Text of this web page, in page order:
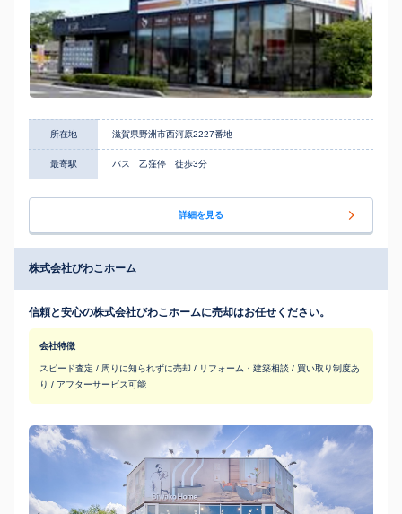
所在地 滋賀県野洲市西河原2227番地
最寄駅 バス 乙窪停 徒歩3分
詳細を見る
株式会社びわこホーム
信頼と安心の株式会社びわこホームに売却はお任せください。
会社特徴
スピード査定 / 周りに知られずに売却 / リフォーム・建築相談 / 買い取り制度あ
り / アフターサービス可能